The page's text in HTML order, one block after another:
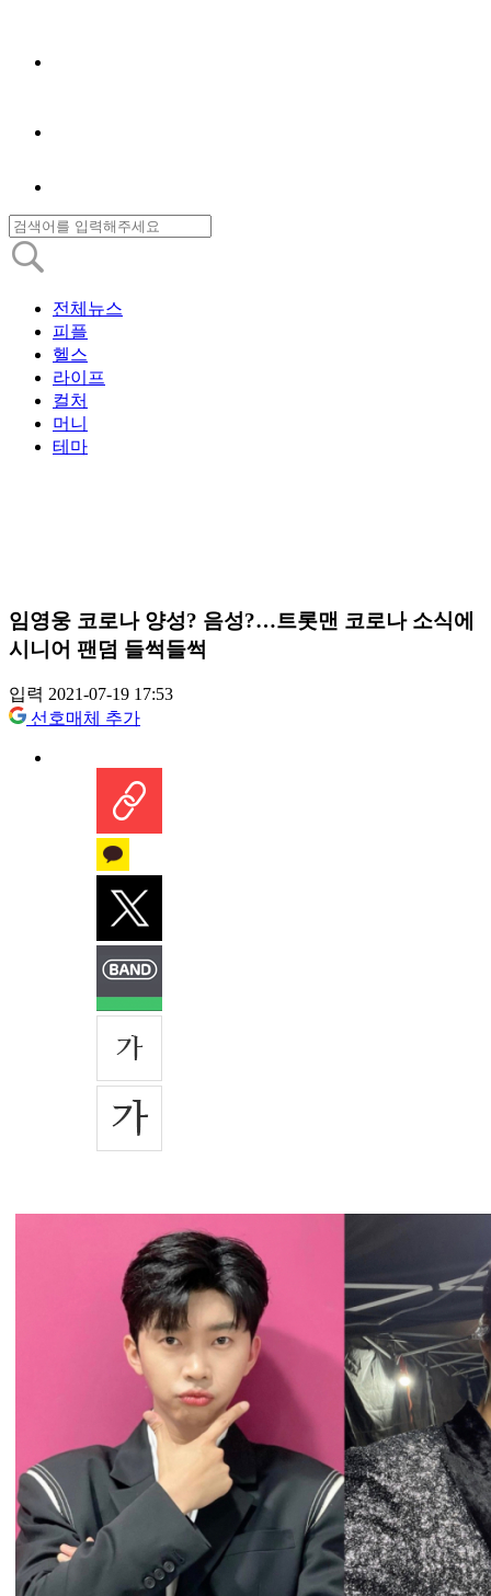
전체뉴스
피플
헬스
라이프
컬처
머니
테마
임영웅 코로나 양성? 음성?…트롯맨 코로나 소식에
시니어 팬덤 들썩들썩
입력 2021-07-19 17:53
선호매체 추가